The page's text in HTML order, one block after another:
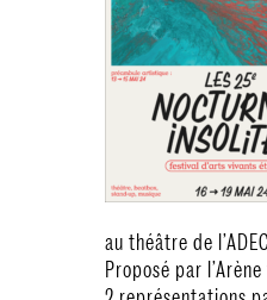
au théâtre de l’ADEC.
Proposé par